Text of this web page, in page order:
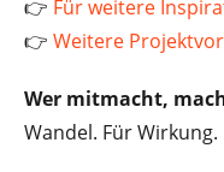
👉 Für weitere
👉 Weitere
Wer mitmacht,
Wandel. Für Wirkung.